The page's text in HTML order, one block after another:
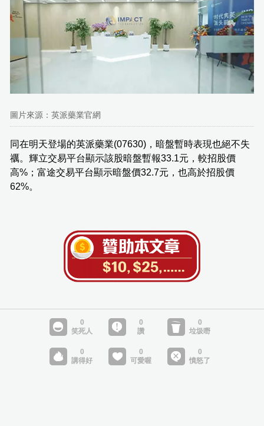
圖片來源：英派藥業官網
同在明天登場的英派藥業(07630)，暗盤暫時表現也絕不失
禲。輝立交易平台顯示該股暗盤暫報33.1元，較招股價
高%；富途交易平台顯示暗盤價32.7元，也高於招股價
62%。